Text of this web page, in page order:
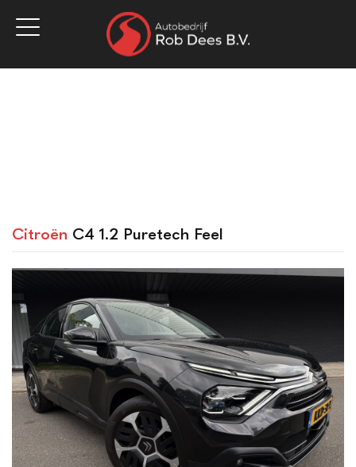
Aanbod
Citroën C4 1.2 Puretech Feel